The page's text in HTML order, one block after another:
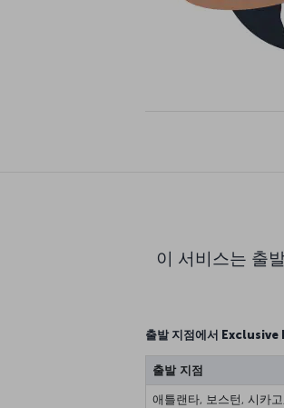
이 서비스는 출
출발 지점에서 Exclusive
출발 지점
애틀랜타, 보스턴, 시카